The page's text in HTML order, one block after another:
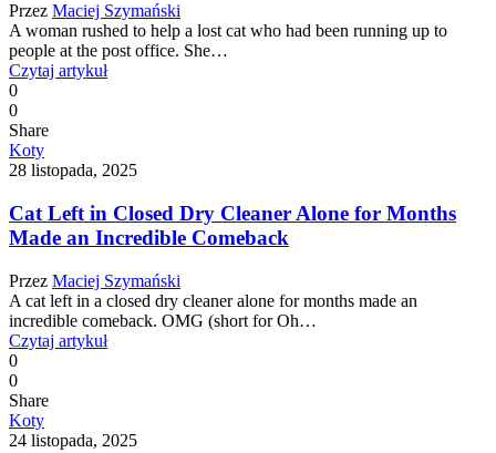
Przez Maciej Szymański
A woman rushed to help a lost cat who had been running up to
people at the post office. She…
Czytaj artykuł
0
0
Share
Koty
28 listopada, 2025
Cat Left in Closed Dry Cleaner Alone for Months
Made an Incredible Comeback
Przez Maciej Szymański
A cat left in a closed dry cleaner alone for months made an
incredible comeback. OMG (short for Oh…
Czytaj artykuł
0
0
Share
Koty
24 listopada, 2025